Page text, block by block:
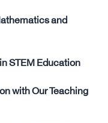
and
STEM Education
with Our Teaching